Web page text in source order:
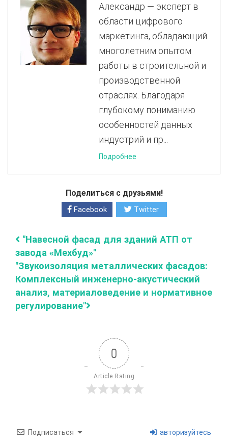
Александр — эксперт в
области цифрового
маркетинга, обладающий
многолетним опытом
работы в строительной и
производственной
отраслях. Благодаря
глубокому пониманию
особенностей данных
индустрий и пр...
Подробнее
Поделиться с друзьями!
Facebook Twitter
"Навесной фасад для зданий АТП от
завода «Мехбуд»"
"Звукоизоляция металлических фасадов:
Комплексный инженерно-акустический
анализ, материаловедение и нормативное
регулирование"
0
Article Rating
Подписаться авторизуйтесь